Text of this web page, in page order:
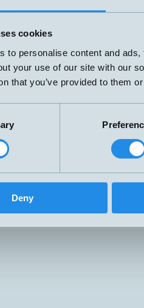
cookies
to personalise content and
your use of our site with our
that you’ve provided to them
Deny
produkter
S1AS